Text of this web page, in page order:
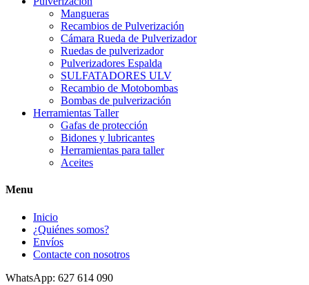
Mangueras
Recambios de Pulverización
Cámara Rueda de Pulverizador
Ruedas de pulverizador
Pulverizadores Espalda
SULFATADORES ULV
Recambio de Motobombas
Bombas de pulverización
Herramientas Taller
Gafas de protección
Bidones y lubricantes
Herramientas para taller
Aceites
Menu
Inicio
¿Quiénes somos?
Envíos
Contacte con nosotros
WhatsApp: 627 614 090